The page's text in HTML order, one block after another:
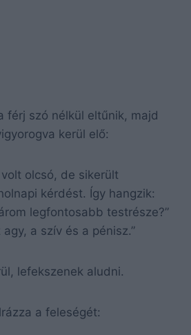
férj szó nélkül eltűnik, majd
kerül elő:
olcsó, de sikerült
kérdést. Így hangzik:
legfontosabb testrésze?”
agy, a szív és a pénisz.”
lefekszenek aludni.
a feleségét: